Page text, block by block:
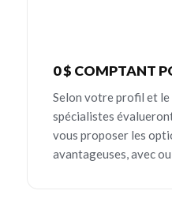
0 $ COMPTANT
Selon votre profil et le
spécialistes
vous proposer les
avantageuses, avec